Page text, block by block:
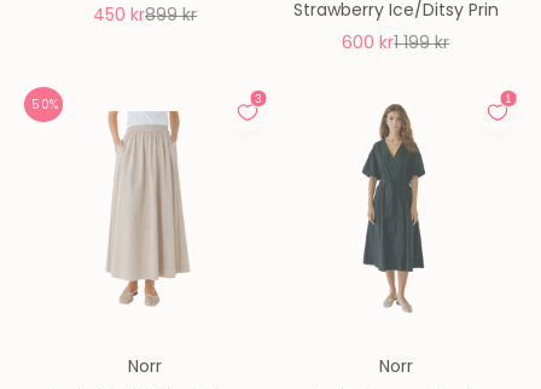
REA-pris
450 krPris
899 kr
Strawberry Ice/Ditsy Prin
REA-pris
600 krPris
1 199 kr
50%
Norr
Norr